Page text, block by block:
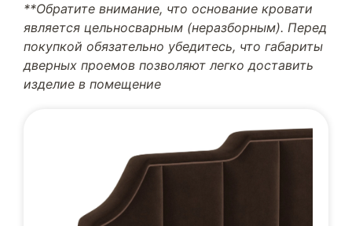
**Обратите внимание, что основание кровати
является цельносварным (неразборным). Перед
покупкой обязательно убедитесь, что габариты
дверных проемов позволяют легко доставить
изделие в помещение